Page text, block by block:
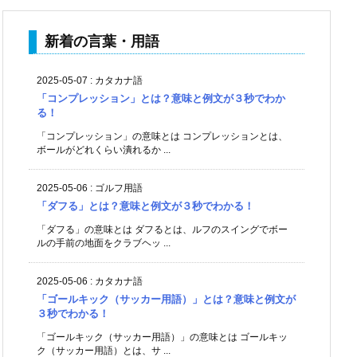
新着の言葉・用語
2025-05-07 : カタカナ語
「コンプレッション」とは？意味と例文が３秒でわか
る！
「コンプレッション」の意味とは コンプレッションとは、
ボールがどれくらい潰れるか ...
2025-05-06 : ゴルフ用語
「ダフる」とは？意味と例文が３秒でわかる！
「ダフる」の意味とは ダフるとは、ルフのスイングでボー
ルの手前の地面をクラブヘッ ...
2025-05-06 : カタカナ語
「ゴールキック（サッカー用語）」とは？意味と例文が
３秒でわかる！
「ゴールキック（サッカー用語）」の意味とは ゴールキッ
ク（サッカー用語）とは、サ ...